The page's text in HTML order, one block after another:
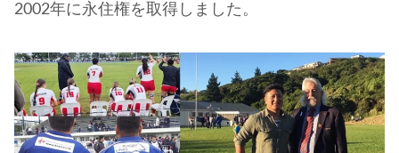
2002年に永住権を取得しました。